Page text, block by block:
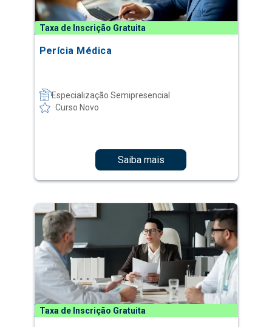
Taxa de Inscrição Gratuita
Perícia Médica
Especialização Semipresencial
Curso Novo
Saiba mais
Taxa de Inscrição Gratuita